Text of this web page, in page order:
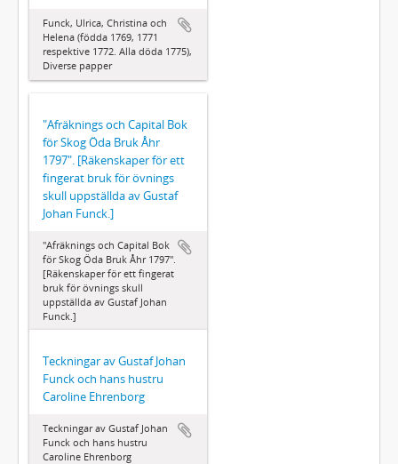
Funck, Ulrica, Christina och
Helena (födda 1769, 1771
respektive 1772. Alla döda 1775),
Diverse papper
"Afräknings och Capital Bok
för Skog Öda Bruk Åhr
1797". [Räkenskaper för ett
fingerat bruk för övnings
skull uppställda av Gustaf
Johan Funck.]
"Afräknings och Capital Bok
för Skog Öda Bruk Åhr 1797".
[Räkenskaper för ett fingerat
bruk för övnings skull
uppställda av Gustaf Johan
Funck.]
Teckningar av Gustaf Johan
Funck och hans hustru
Caroline Ehrenborg
Teckningar av Gustaf Johan
Funck och hans hustru
Caroline Ehrenborg